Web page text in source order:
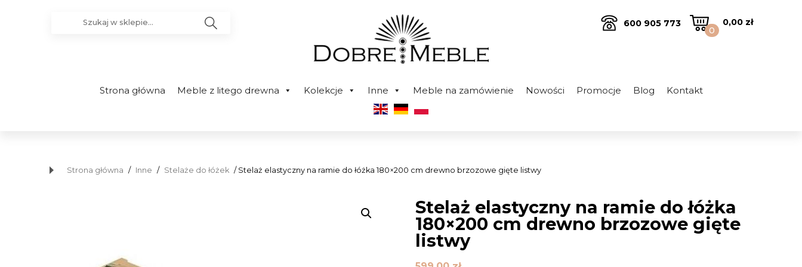
0
0,00 zł
600 905 773
Strona główna Meble z litego drewna Kolekcje Inne Meble na zamówienie Nowości Promocje Blog Kontakt
Strona główna / Inne / Stelaże do łóżek / Stelaż elastyczny na ramie do łóżka 180×200 cm drewno brzozowe gięte listwy
Stelaż elastyczny na ramie do łóżka
180×200 cm drewno brzozowe gięte
listwy